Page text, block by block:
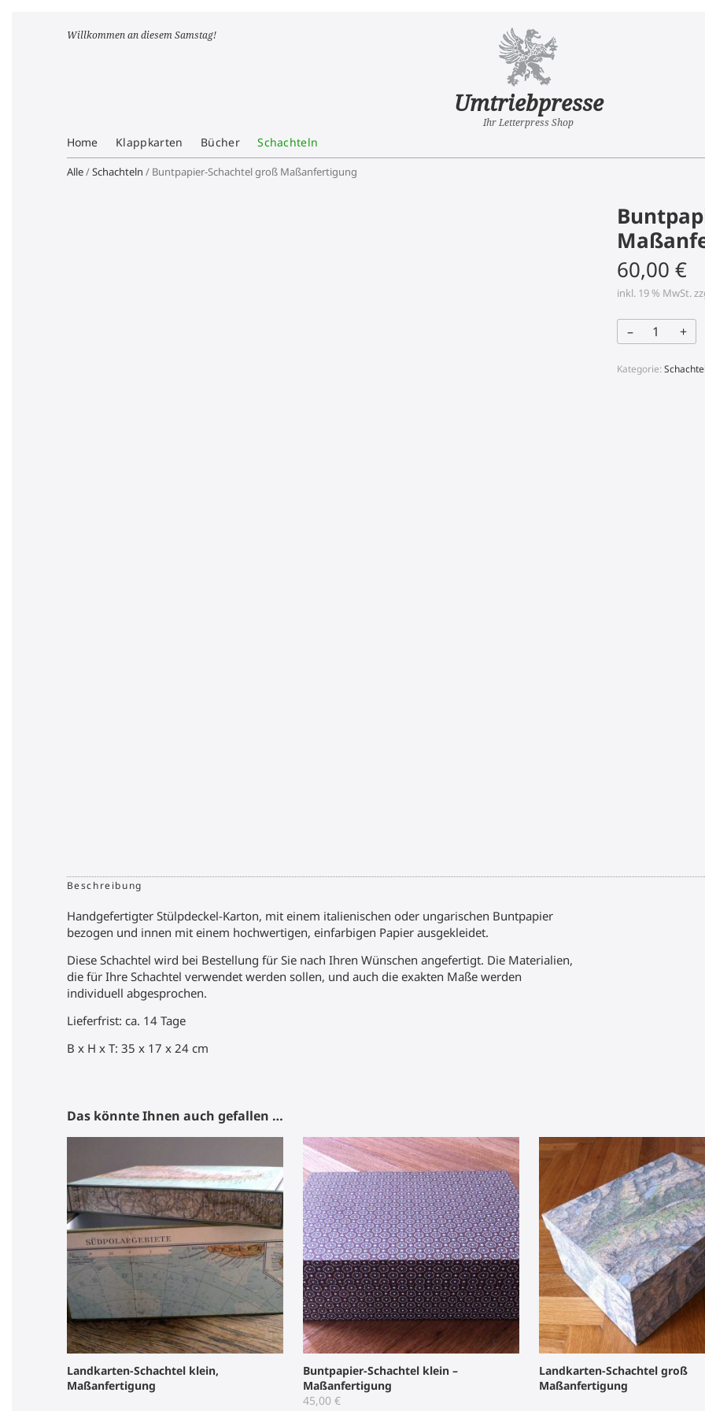
Willkommen an diesem Samstag!
Umtriebpresse
Ihr Letterpress Shop
Home Klappkarten Bücher Schachteln
Alle/Schachteln / Buntpapier-Schachtel groß Maßanfertigung
60,00€
inkl. 19 % MwSt.
–
Buntpapier-
Schachtel
+
Kategorie:
Beschreibung
Handgefertigter Stülpdeckel-Karton, mit einem italienischen oder ungarischen Buntpapier
bezogen und innen mit einem hochwertigen, einfarbigen Papier ausgekleidet.
Diese Schachtel wird bei Bestellung für Sie nach Ihren Wünschen angefertigt. Die Materialien,
die für Ihre Schachtel verwendet werden sollen, und auch die exakten Maße werden
individuell abgesprochen.
Lieferfrist: ca. 14 Tage
B x H x T: 35 x 17 x 24 cm
Das könnte Ihnen auch gefallen …
Landkarten-Schachtel klein,
Maßanfertigung
Buntpapier-Schachtel klein –
Maßanfertigung
45,00 €
Landkarten-Schachtel groß
Maßanfertigung